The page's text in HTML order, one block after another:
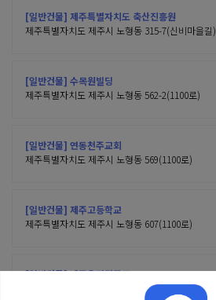
[일반건물] 제주특별자치도 축산진흥원
제주특별자치도 제주시 노형동 315-7(신비마을길)
[일반건물] 수목원빌딩
제주특별자치도 제주시 노형동 562-2(1100로)
[일반건물] 연동천주교회
제주특별자치도 제주시 노형동 569(1100로)
[일반건물] 제주고등학교
제주특별자치도 제주시 노형동 607(1100로)
[일반건물] 제주우편집중국
제주특별자치도 제주시 노형동 707(1100로)